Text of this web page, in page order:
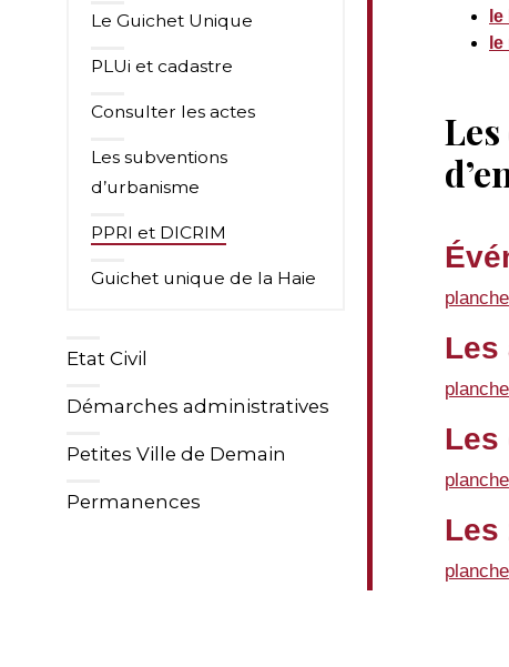
Le Guichet Unique
PLUi et cadastre
Consulter les actes
Les subventions
d’urbanisme
PPRI et DICRIM
Guichet unique de la Haie
Etat Civil
Démarches administratives
Petites Ville de Demain
Permanences
Les
Les
Les